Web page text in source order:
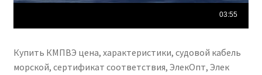
Купить КМПВЭ цена, характеристики, судовой кабель
морской, сертификат соответствия, ЭлекОпт, Элек